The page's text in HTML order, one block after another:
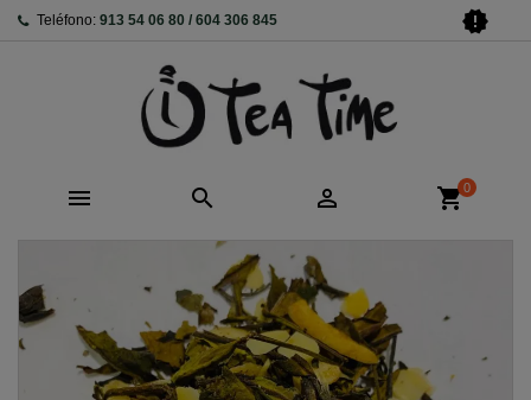
Teléfono: 913 54 06 80 / 604 306 845 new_releases
   shopping_cart0